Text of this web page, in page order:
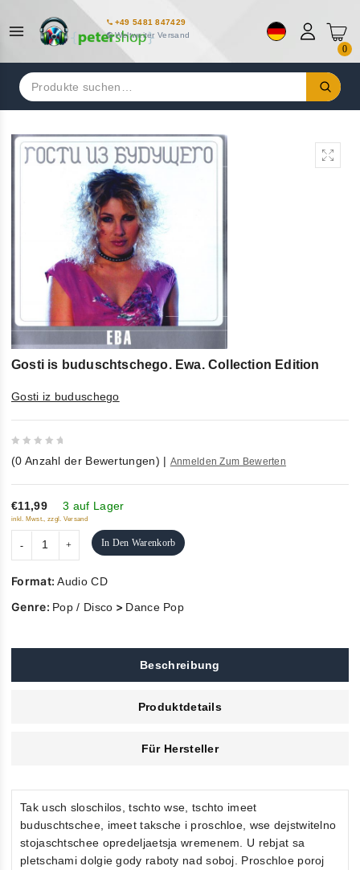
+49 5481 847429
Weltweiter Versand
0
Suchen
nach:
Gosti is buduschtschego. Ewa. Collection Edition
Gosti iz buduschego
out
of
5
(0 Anzahl der Bewertungen) | Anmelden Zum Bewerten
€11,99 3 auf Lager
inkl. Mwst., zzgl. Versand
In Den Warenkorb
Format:Audio CD
Genre: Pop / Disco > Dance Pop
Beschreibung
Produktdetails
Für Hersteller
Tak usch sloschilos, tschto wse, tschto imeet
buduschtschee, imeet taksche i proschloe, wse dejstwitelno
stojaschtschee opredeljaetsja wremenem. U rebjat sa
pletschami dolgie gody raboty nad soboj. Proschloe poroj